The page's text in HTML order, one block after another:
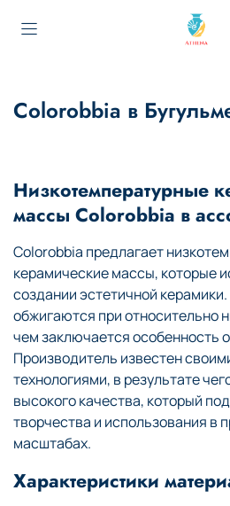
Colorobbia в
Низкотемпературные
массы Colorobbia в
Colorobbia предлагает
керамические массы, которые
создании эстетичной
обжигаются при относительно
чем заключается особенность
Производитель известен
технологиями, в результате
высокого качества, который
творчества и использования в
масштабах.
Характеристики